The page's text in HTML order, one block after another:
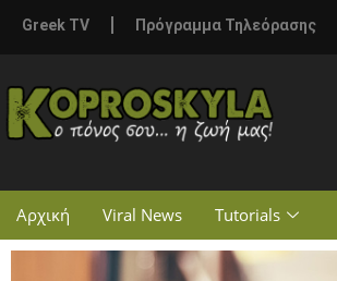
Greek TV Πρόγραμμα Τηλεόρασης
Αρχική Viral News Tutorials